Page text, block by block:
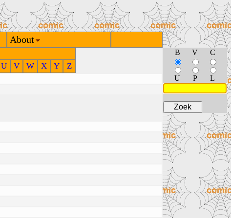
About
U V W X Y Z
B V C
U P L